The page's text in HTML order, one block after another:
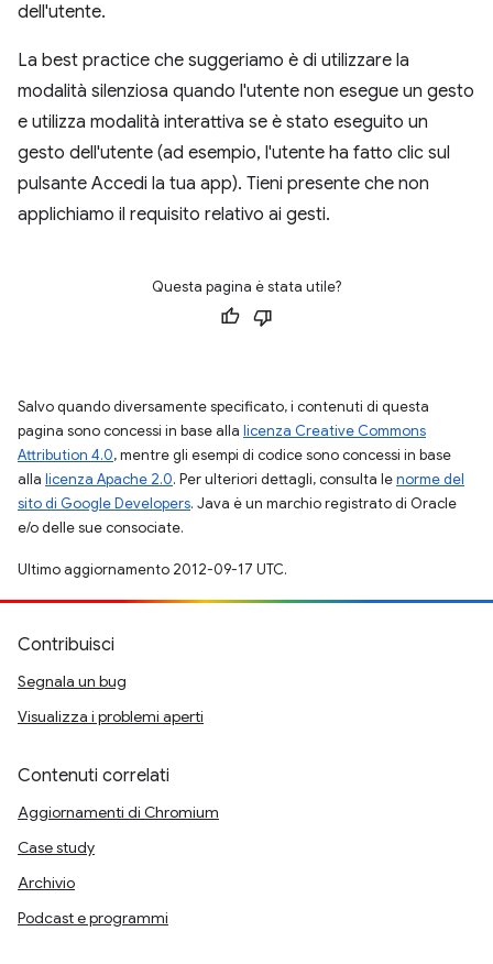
dell'utente.
La best practice che suggeriamo è di utilizzare la
modalità silenziosa quando l'utente non esegue un gesto
e utilizza modalità interattiva se è stato eseguito un
gesto dell'utente (ad esempio, l'utente ha fatto clic sul
pulsante Accedi la tua app). Tieni presente che non
applichiamo il requisito relativo ai gesti.
Questa pagina è stata utile?
Salvo quando diversamente specificato, i contenuti di questa
pagina sono concessi in base alla licenza Creative Commons
Attribution 4.0, mentre gli esempi di codice sono concessi in base
alla licenza Apache 2.0. Per ulteriori dettagli, consulta lenorme del
sito di Google Developers. Java è un marchio registrato di Oracle
e/o delle sue consociate.
Ultimo aggiornamento 2012-09-17 UTC.
Contribuisci
Segnala un bug
Visualizza i problemi aperti
Contenuti correlati
Aggiornamenti di Chromium
Case study
Archivio
Podcast e programmi